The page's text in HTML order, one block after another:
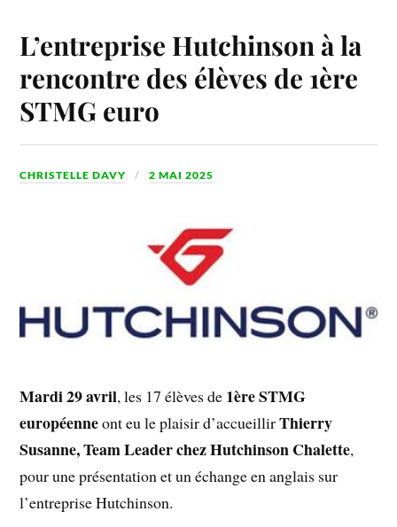
L’entreprise Hutchinson à la
rencontre des élèves de 1ère
STMG euro
CHRISTELLE DAVY 2 MAI 2025
Mardi 29 avril, les 17 élèves de 1ère STMG
européenneont eu le plaisir d’accueillirThierry
Susanne, Team Leader chez Hutchinson Chalette,
pour une présentation et un échange en anglais sur
l’entreprise Hutchinson.